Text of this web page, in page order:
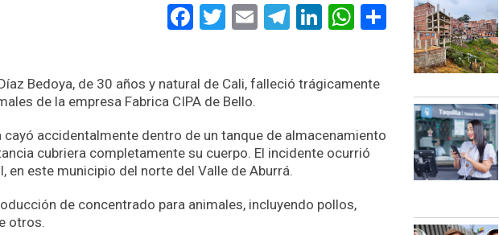
Facebook
Twitter
EmailTelegram
LinkedIn
WhatsApp
Compartir
Bedoya, de 30 años y natural de Cali, falleció trágicamente
de la empresa Fabrica CIPA de Bello.
cayó accidentalmente dentro de un tanque de almacenamiento
cubriera completamente su cuerpo. El incidente ocurrió
este municipio del norte del Valle de Aburrá.
de concentrado para animales, incluyendo pollos,
otros.